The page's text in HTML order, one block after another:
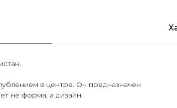
в центре. Он предназначен
не форма, а дизайн.